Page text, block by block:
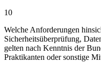
10
Welche Anforderungen
Sicherheitsüberprüfung,
gelten nach Kenntnis der
Praktikanten oder sonstige